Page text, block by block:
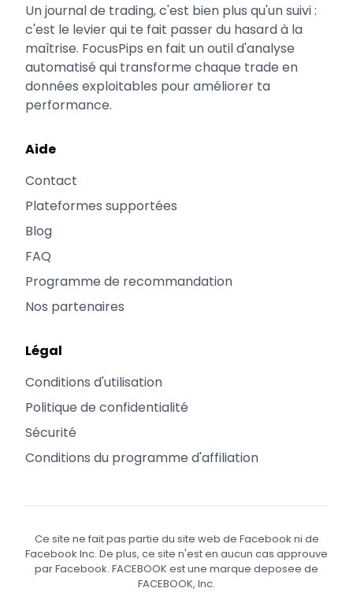
Un journal de trading, c'est bien plus qu'un suivi :
c'est le levier qui te fait passer du hasard à la
maîtrise. FocusPips en fait un outil d'analyse
automatisé qui transforme chaque trade en
données exploitables pour améliorer ta
performance.
Aide
Contact
Plateformes supportées
Blog
FAQ
Programme de recommandation
Nos partenaires
Légal
Conditions d'utilisation
Politique de confidentialité
Sécurité
Conditions du programme d'affiliation
Ce site ne fait pas partie du site web de Facebook ni de
Facebook Inc. De plus, ce site n'est en aucun cas approuve
par Facebook. FACEBOOK est une marque deposee de
FACEBOOK, Inc.